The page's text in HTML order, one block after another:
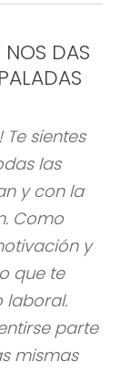
NOS DAS
sientes
las
y con la
Como
y
que te
laboral.
parte
mismas